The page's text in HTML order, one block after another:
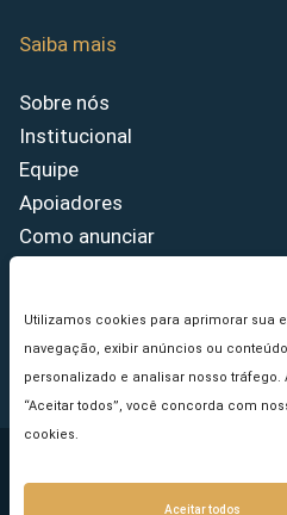
Utilizamos cookies para aprimorar sua
navegação, exibir anúncios ou conteúdo
personalizado e analisar nosso tráfego.
“Aceitar todos”, você concorda com
cookies.
Aceitar todos
Saiba mais
Sobre nós
Institucional
Equipe
Apoiadores
Como anunciar
Princípios Editoriais
Copyright © 2026 -